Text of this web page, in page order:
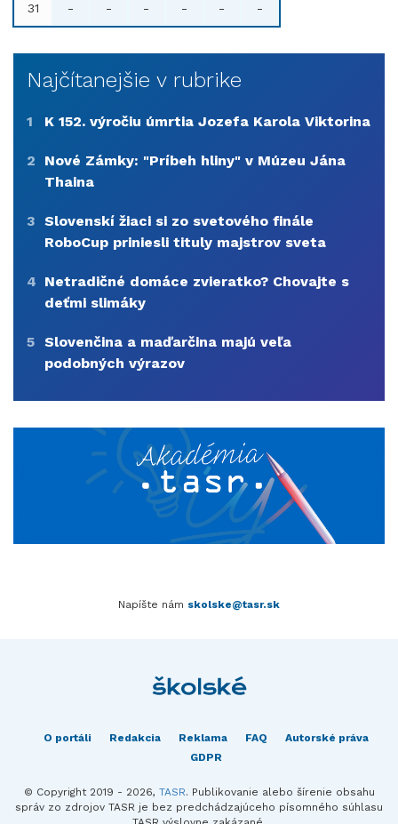
31 - - - - - -
Najčítanejšie v rubrike
1 K 152. výročiu úmrtia Jozefa Karola Viktorina
2
Nové Zámky: "Príbeh hliny" v Múzeu Jána
Thaina
3 Slovenskí žiaci si zo svetového finále
RoboCup priniesli tituly majstrov sveta
4 Netradičné domáce zvieratko? Chovajte s
deťmi slimáky
5 Slovenčina a maďarčina majú veľa
podobných výrazov
Napíšte nám skolske@tasr.sk
O portáli Redakcia Reklama FAQ
Autorské práva
GDPR
© Copyright 2019 - 2026, TASR. Publikovanie alebo šírenie obsahu
správ zo zdrojov TASR je bez predchádzajúceho písomného súhlasu